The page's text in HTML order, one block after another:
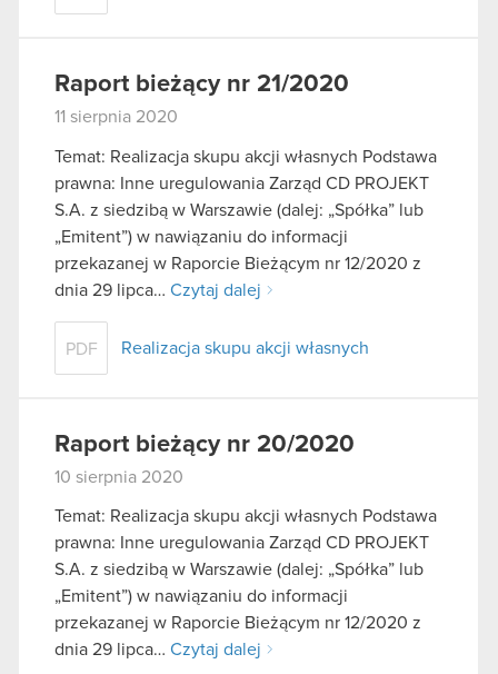
Raport bieżący nr 21/2020
11 sierpnia 2020
Temat: Realizacja skupu akcji własnych Podstawa
prawna: Inne uregulowania Zarząd CD PROJEKT
S.A. z siedzibą w Warszawie (dalej: „Spółka” lub
„Emitent”) w nawiązaniu do informacji
przekazanej w Raporcie Bieżącym nr 12/2020 z
dnia 29 lipca… Czytaj dalej
PDF Realizacja skupu akcji własnych
Raport bieżący nr 20/2020
10 sierpnia 2020
Temat: Realizacja skupu akcji własnych Podstawa
prawna: Inne uregulowania Zarząd CD PROJEKT
S.A. z siedzibą w Warszawie (dalej: „Spółka” lub
„Emitent”) w nawiązaniu do informacji
przekazanej w Raporcie Bieżącym nr 12/2020 z
dnia 29 lipca… Czytaj dalej